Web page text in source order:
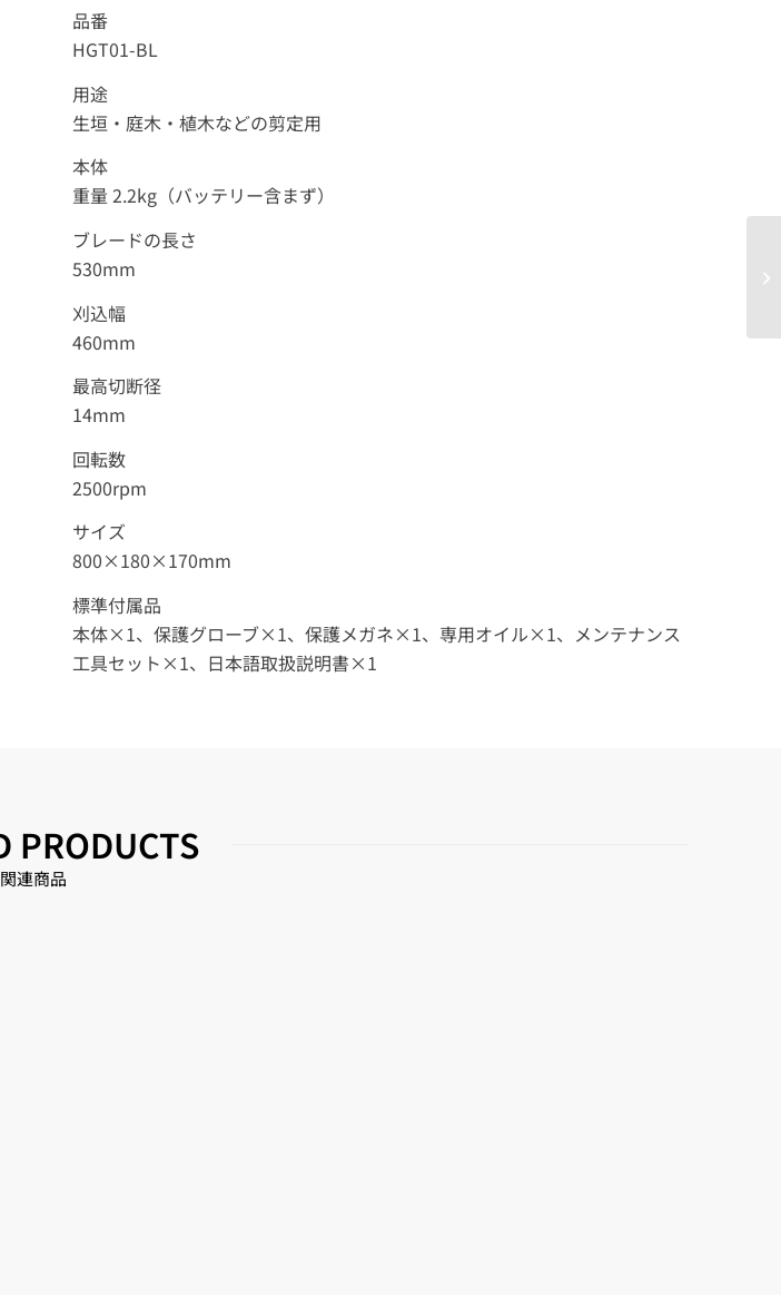
品番
HGT01-BL
用途
生垣・庭木・植木などの剪定用
本体
重量 2.2kg（バッテリー含まず）
ブレードの長さ
530mm
刈込幅
460mm
最高切断径
14mm
回転数
2500rpm
サイズ
800×180×170mm
標準付属品
本体×1、保護グローブ×1、保護メガネ×1、専用オイル×1、メンテナンス
工具セット×1、日本語取扱説明書×1
PRODUCTS
関連商品